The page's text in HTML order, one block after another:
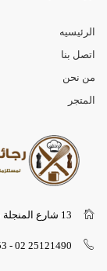
الرئيسيه
اتصل بنا
من نحن
المتجر
13 شارع المنجلة درب سعادة خلف مول وكالة الازهر - القاهرة
25121490 02 - 01222496353